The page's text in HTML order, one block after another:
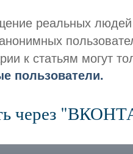
реальных
к статьям могут
пользователи.
через